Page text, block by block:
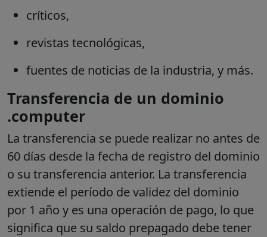
críticos,
revistas tecnológicas,
fuentes de noticias de la industria, y más.
Transferencia de un dominio
.computer
La transferencia se puede realizar no antes de
60 días desde la fecha de registro del dominio
o su transferencia anterior. La transferencia
extiende el período de validez del dominio
por 1 año y es una operación de pago, lo que
significa que su saldo prepagado debe tener